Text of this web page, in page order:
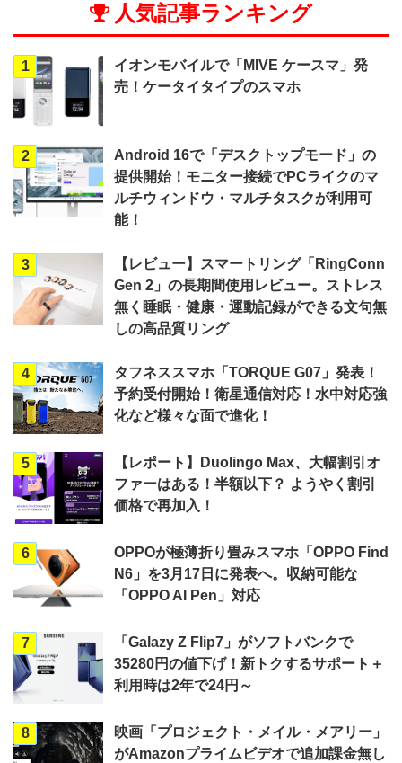
人気記事ランキング
1
イオンモバイルで「MIVE ケースマ」発
売！ケータイタイプのスマホ
2
Android 16で「デスクトップモード」の
提供開始！モニター接続でPCライクのマ
ルチウィンドウ・マルチタスクが利用可
能！
3
【レビュー】スマートリング「RingConn
Gen 2」の長期間使用レビュー。ストレス
無く睡眠・健康・運動記録ができる文句無
しの高品質リング
4
タフネススマホ「TORQUE G07」発表！
予約受付開始！衛星通信対応！水中対応強
化など様々な面で進化！
5
【レポート】Duolingo Max、大幅割引オ
ファーはある！半額以下？ ようやく割引
価格で再加入！
6
OPPOが極薄折り畳みスマホ「OPPO Find
N6」を3月17日に発表へ。収納可能な
「OPPO AI Pen」対応
7
「Galazy Z Flip7」がソフトバンクで
35280円の値下げ！新トクするサポート＋
利用時は2年で24円～
8
映画「プロジェクト・メイル・メアリー」
がAmazonプライムビデオで追加課金無し